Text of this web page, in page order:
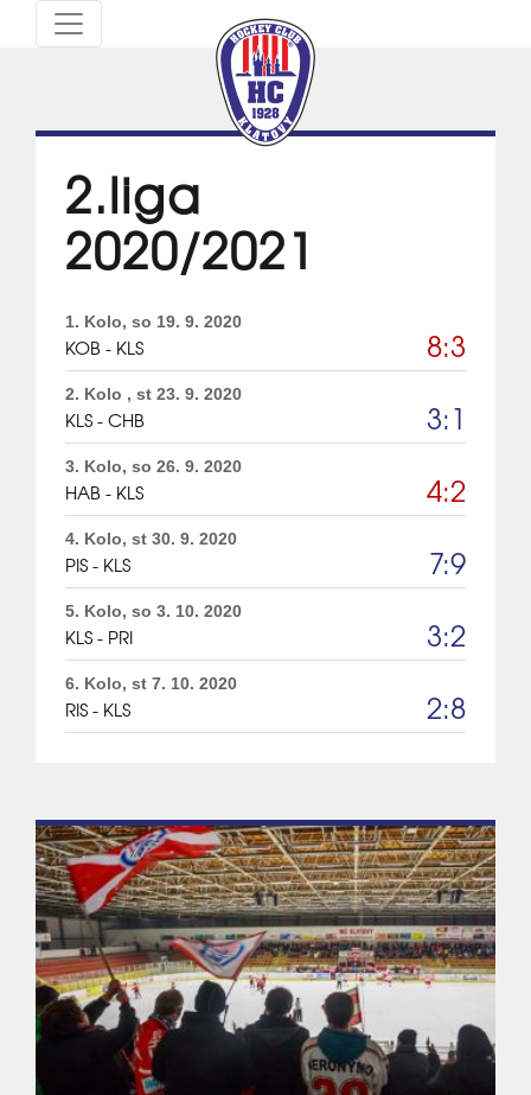
2.liga
2020/2021
1. Kolo, so 19. 9. 2020
KOB - KLS 8:3
2. Kolo , st 23. 9. 2020
KLS - CHB 3:1
3. Kolo, so 26. 9. 2020
HAB - KLS 4:2
4. Kolo, st 30. 9. 2020
PIS - KLS 7:9
5. Kolo, so 3. 10. 2020
KLS - PRI 3:2
6. Kolo, st 7. 10. 2020
RIS - KLS 2:8